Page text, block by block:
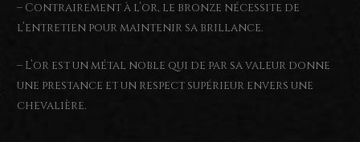
– Contrairement à l’or, le bronze nécessite de
l’entretien pour maintenir sa brillance.
– L’or est un métal noble qui de par sa valeur donne
une prestance et un respect supérieur envers une
chevalière.